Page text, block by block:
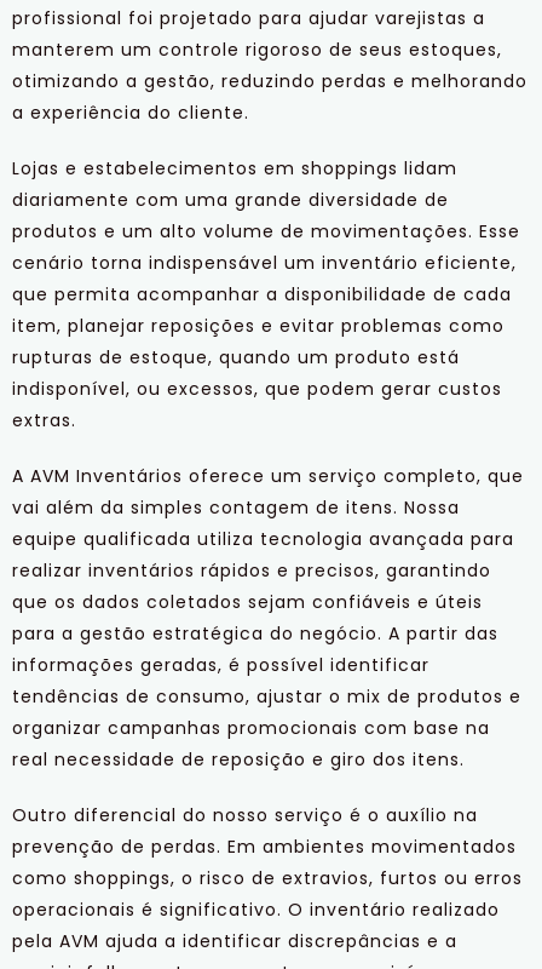
profissional foi projetado para ajudar varejistas a
manterem um controle rigoroso de seus estoques,
otimizando a gestão, reduzindo perdas e melhorando
a experiência do cliente.
Lojas e estabelecimentos em shoppings lidam
diariamente com uma grande diversidade de
produtos e um alto volume de movimentações. Esse
cenário torna indispensável um inventário eficiente,
que permita acompanhar a disponibilidade de cada
item, planejar reposições e evitar problemas como
rupturas de estoque, quando um produto está
indisponível, ou excessos, que podem gerar custos
extras.
A AVM Inventários oferece um serviço completo, que
vai além da simples contagem de itens. Nossa
equipe qualificada utiliza tecnologia avançada para
realizar inventários rápidos e precisos, garantindo
que os dados coletados sejam confiáveis e úteis
para a gestão estratégica do negócio. A partir das
informações geradas, é possível identificar
tendências de consumo, ajustar o mix de produtos e
organizar campanhas promocionais com base na
real necessidade de reposição e giro dos itens.
Outro diferencial do nosso serviço é o auxílio na
prevenção de perdas. Em ambientes movimentados
como shoppings, o risco de extravios, furtos ou erros
operacionais é significativo. O inventário realizado
pela AVM ajuda a identificar discrepâncias e a